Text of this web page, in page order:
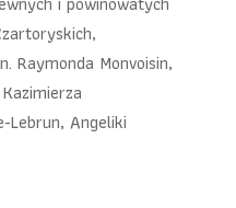
Raymonda Monvoisin,
Lebrun, Angeliki